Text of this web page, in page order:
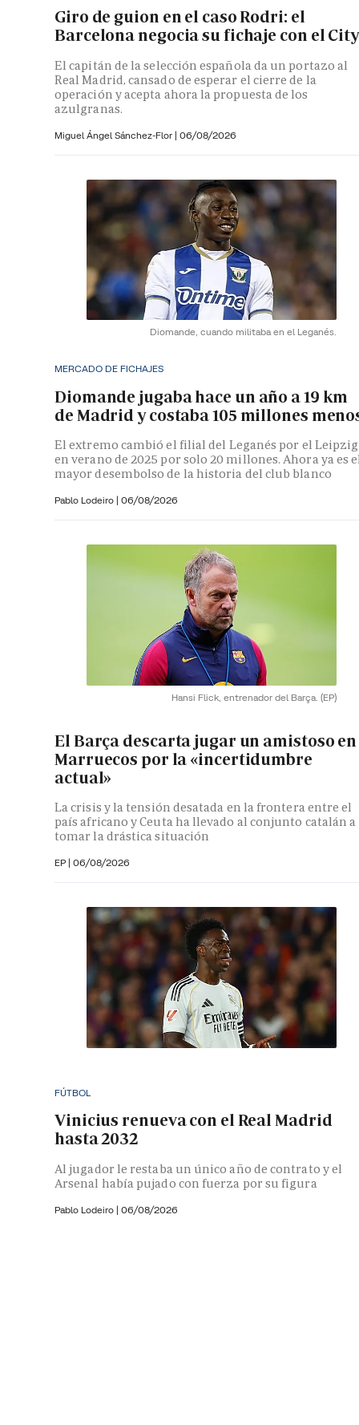
Giro de guion en el caso Rodri: el
Barcelona negocia su fichaje con el City
El capitán de la selección española da un portazo al
Real Madrid, cansado de esperar el cierre de la
operación y acepta ahora la propuesta de los
azulgranas.
Miguel Ángel Sánchez-Flor | 06/08/2026
Diomande, cuando militaba en el Leganés.
MERCADO DE FICHAJES
Diomande jugaba hace un año a 19 km
de Madrid y costaba 105 millones
El extremo cambió el filial del Leganés por el Leipzig
en verano de 2025 por solo 20 millones. Ahora ya es
mayor desembolso de la historia del club blanco
Pablo Lodeiro | 06/08/2026
Hansi Flick, entrenador del Barça. (EP)
El Barça descarta jugar un amistoso en
Marruecos por la «incertidumbre
actual»
La crisis y la tensión desatada en la frontera entre el
país africano y Ceuta ha llevado al conjunto catalán a
tomar la drástica situación
EP | 06/08/2026
FÚTBOL
Vinicius renueva con el Real Madrid
hasta 2032
Al jugador le restaba un único año de contrato y el
Arsenal había pujado con fuerza por su figura
Pablo Lodeiro | 06/08/2026